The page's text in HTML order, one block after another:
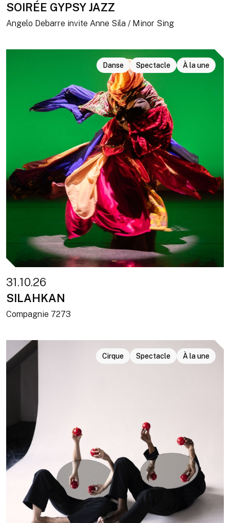
SOIRÉE GYPSY JAZZ
Angelo Debarre invite Anne Sila / Minor Sing
Danse Spectacle À la une
31.10.26
SILAHKAN
Compagnie 7273
Cirque Spectacle À la une